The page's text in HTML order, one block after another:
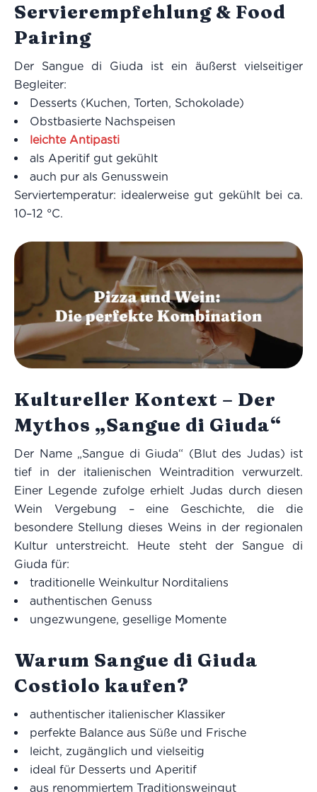
Servierempfehlung & Food
Pairing
Der Sangue di Giuda ist ein äußerst vielseitiger
Begleiter:
Desserts (Kuchen, Torten, Schokolade)
Obstbasierte Nachspeisen
leichte Antipasti
als Aperitif gut gekühlt
auch pur als Genusswein
Serviertemperatur: idealerweise gut gekühlt bei ca.
10–12 °C.
Kultureller Kontext – Der
Mythos „Sangue di Giuda“
Der Name „Sangue di Giuda“ (Blut des Judas) ist
tief in der italienischen Weintradition verwurzelt.
Einer Legende zufolge erhielt Judas durch diesen
Wein Vergebung – eine Geschichte, die die
besondere Stellung dieses Weins in der regionalen
Kultur unterstreicht. Heute steht der Sangue di
Giuda für:
traditionelle Weinkultur Norditaliens
authentischen Genuss
ungezwungene, gesellige Momente
Warum Sangue di Giuda
Costiolo kaufen?
authentischer italienischer Klassiker
perfekte Balance aus Süße und Frische
leicht, zugänglich und vielseitig
ideal für Desserts und Aperitif
aus renommiertem Traditionsweingut